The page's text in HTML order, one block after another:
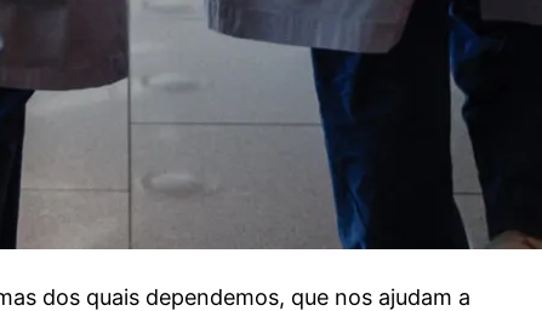
dos quais dependemos, que nos ajudam a